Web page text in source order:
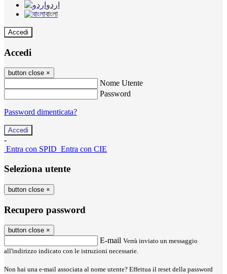
اردو
বাংলা
Accedi
Accedi
button close ×
Nome Utente
Password
Password dimenticata?
-
Entra con SPID Entra con CIE
Seleziona utente
button close ×
Recupero password
button close ×
E-mail Verrà inviato un messaggio
all'indirizzo indicato con le istruzioni necessarie.
Non hai una e-mail associata al nome utente? Effettua il reset della password